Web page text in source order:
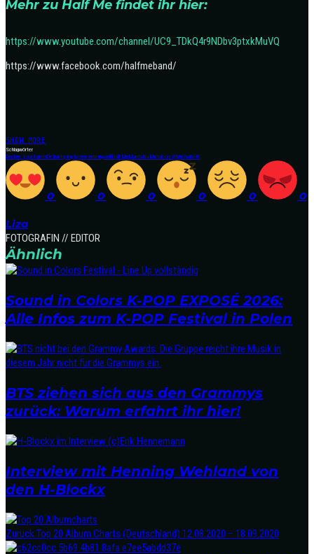
Mehr zu Half Me findet ihr hier:
https://www.youtube.com/channel/UC9_TDkQ4r9NDbv3ptxkMuVQ
https://www.facebook.com/halfmeband/
SHOW MORE
Schlagwörter
Declare Your FuneralDefraktgoing to war with myselfHalf MeMantisNu-MetalcoreWhiteWallsHC
0 0 0 0 0 0
Liza
FOTOGRAFIN // EDITOR
Ähnlich
Sound in Colors K-POP EXPOSÉ 2026:
Alle Infos zum K-POP Festival in Polen
BTS ziehen sich aus den Grammys
zurück: Warum erfahrt ihr hier!
Interview mit Henning Wehland von
den H-Blockx
ZurückTop 20 Album Charts (Deutschland) 12.08.2020 – 18.09.2020